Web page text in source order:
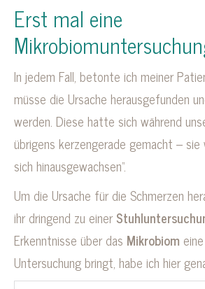
Erst mal eine
In jedem Fall, betonte ich meiner
müsse die Ursache herausgefunden
werden. Diese hatte sich während
übrigens kerzengerade gemacht – sie
sich hinausgewachsen“.
Um die Ursache für die Schmerzen
ihr dringend zu einer
Erkenntnisse über das Mikrobiom
Untersuchung bringt, habe ich hier